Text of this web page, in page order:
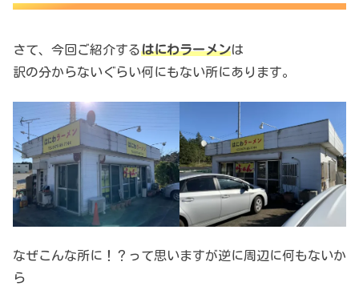
さて、今回ご紹介するはにわラーメンは
訳の分からないぐらい何にもない所にあります。
なぜこんな所に！？って思いますが逆に周辺に何もないか
ら